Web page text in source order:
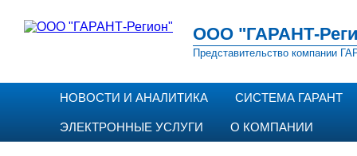
ООО "ГАРАНТ-
Представительство компании
НОВОСТИ И АНАЛИТИКА СИСТЕМА ГАРАНТ
ЭЛЕКТРОННЫЕ УСЛУГИ О КОМПАНИИ